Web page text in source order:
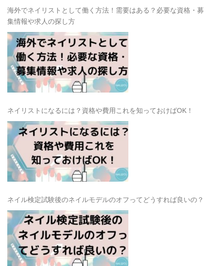
海外でネイリストとして働く方法！需要はある？必要な資格・募
集情報や求人の探し方
ネイリストになるには？資格や費用これを知っておけばOK！
ネイル検定試験後のネイルモデルのオフってどうすれば良いの？